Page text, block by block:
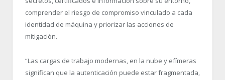
comprender el riesgo de compromiso vinculado a cada
identidad de máquina y priorizar las acciones de
mitigación.
“Las cargas de trabajo modernas, en la nube y efímeras
significan que la autenticación puede estar fragmentada,